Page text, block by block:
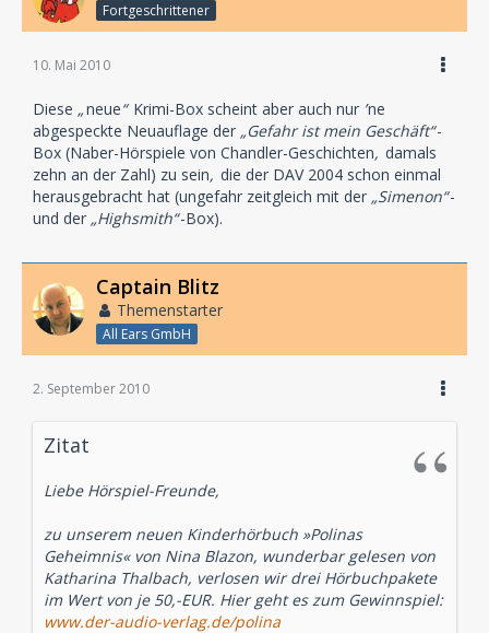
Fortgeschrittener
10. Mai 2010
Diese „neue“ Krimi-Box scheint aber auch nur ne
abgespeckte Neuauflage der „Gefahr ist mein Geschäft“-
Box (Naber-Hörspiele von Chandler-Geschichten, damals
zehn an der Zahl) zu sein, die der DAV 2004 schon einmal
herausgebracht hat (ungefahr zeitgleich mit der „Simenon“-
und der „Highsmith“-Box).
Captain Blitz
Themenstarter
All Ears GmbH
2. September 2010
Zitat
Liebe Hörspiel-Freunde,
zu unserem neuen Kinderhörbuch »Polinas
Geheimnis« von Nina Blazon, wunderbar gelesen von
Katharina Thalbach, verlosen wir drei Hörbuchpakete
im Wert von je 50,-EUR. Hier geht es zum Gewinnspiel:
www.der-audio-verlag.de/polina